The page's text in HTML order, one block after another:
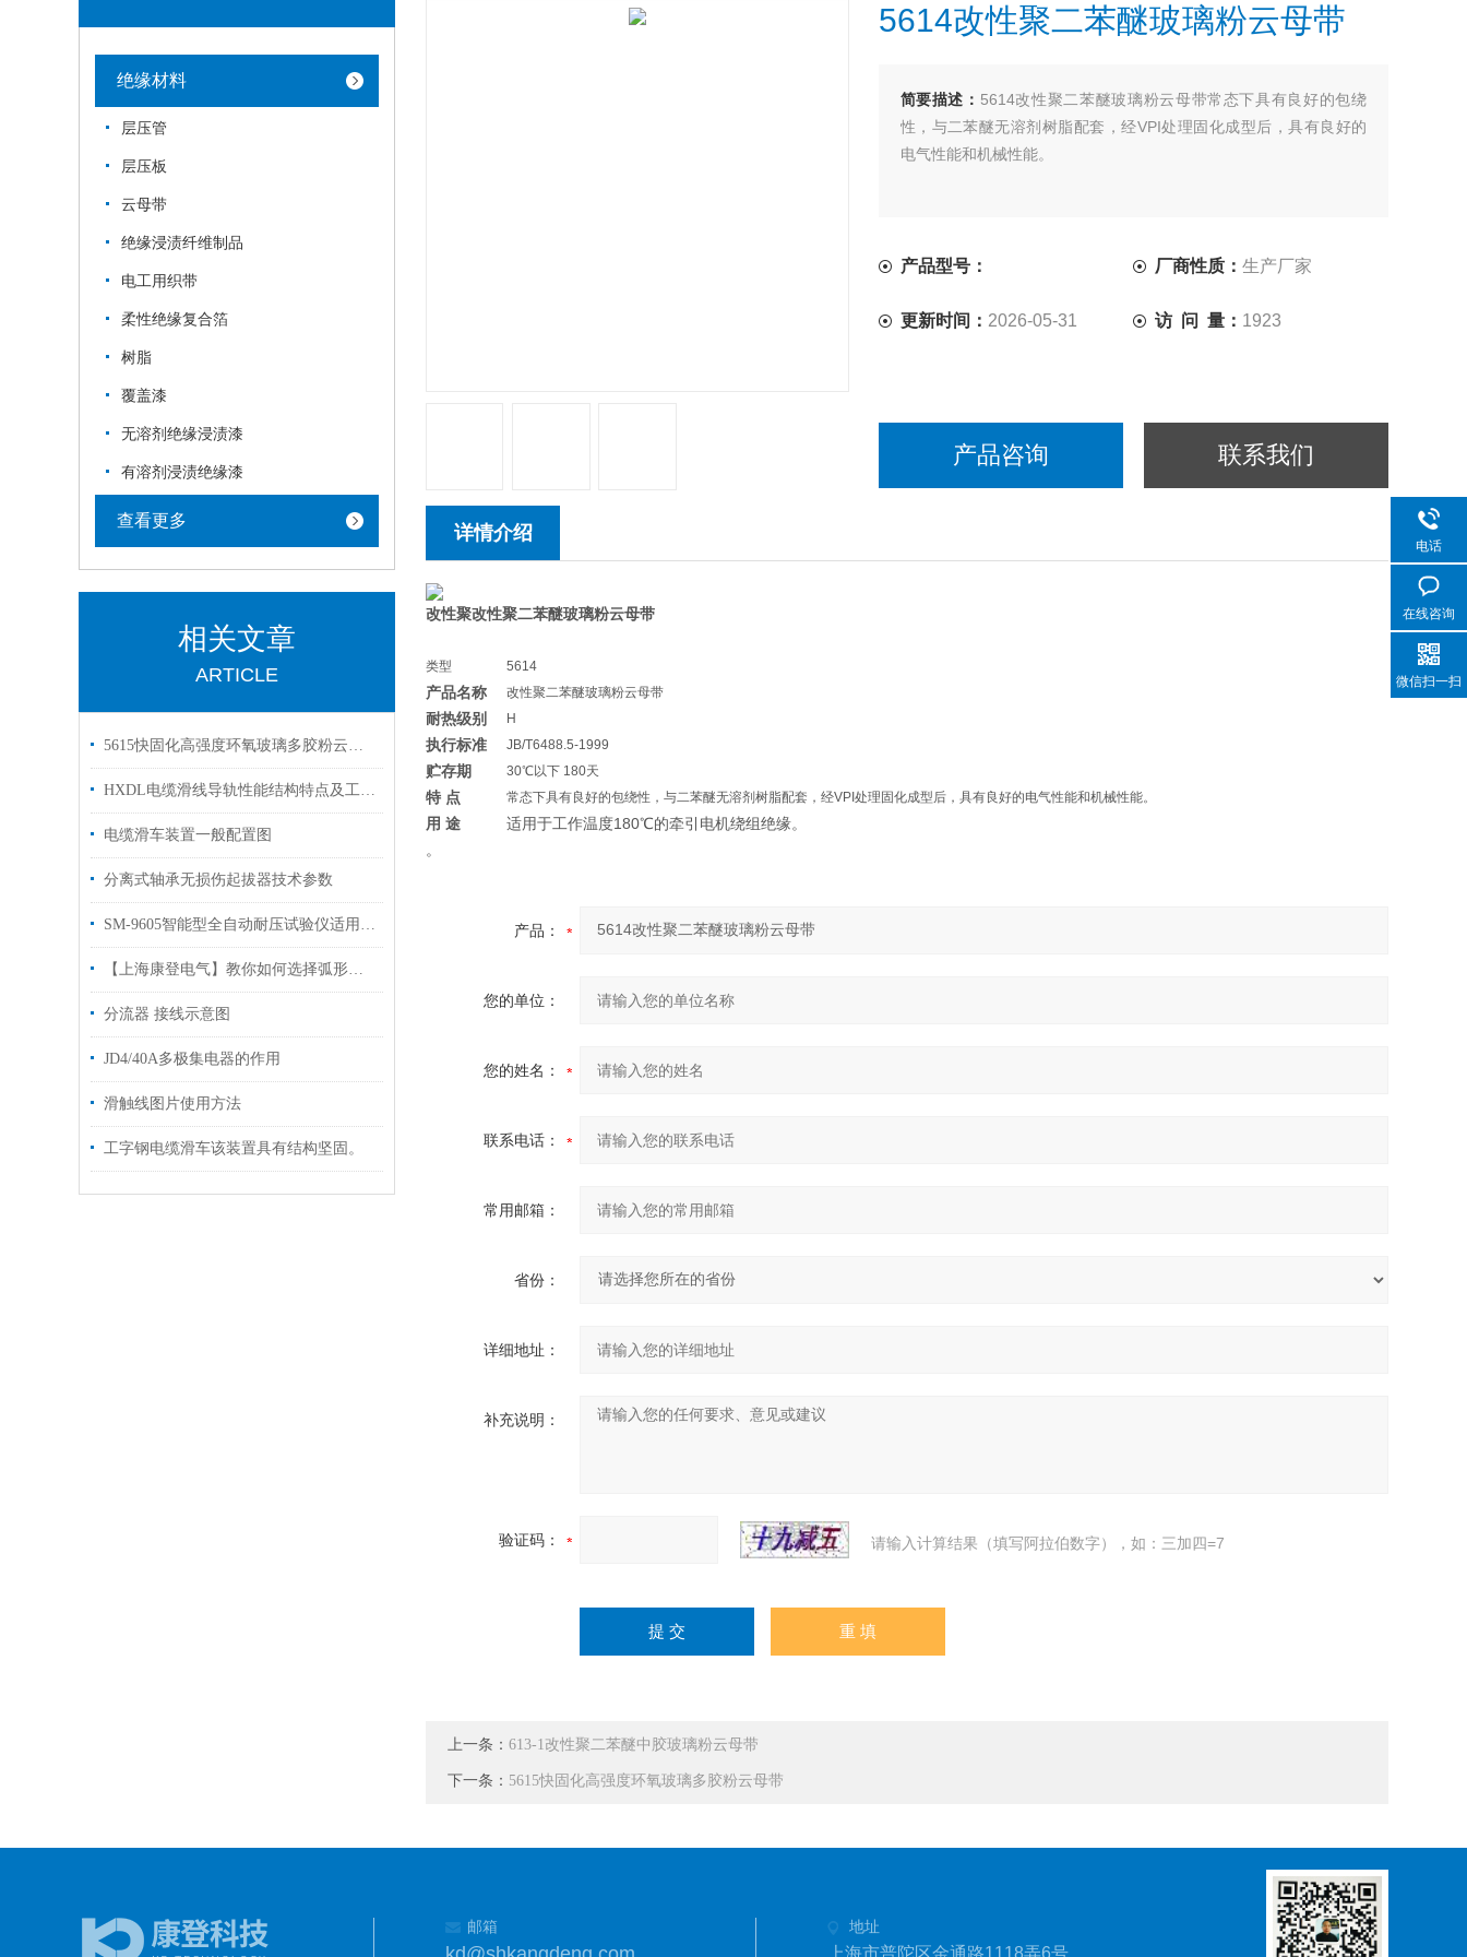
绝缘材料
层压管
层压板
云母带
绝缘浸渍纤维制品
电工用织带
柔性绝缘复合箔
树脂
覆盖漆
无溶剂绝缘浸渍漆
有溶剂浸渍绝缘漆
查看更多
相关文章
ARTICLE
5615快固化高强度环氧玻璃多胶粉云母带
HXDL电缆滑线导轨性能结构特点及工作原理
电缆滑车装置一般配置图
分离式轴承无损伤起拔器技术参数
SM-9605智能型全自动耐压试验仪适用范围技术参数
【上海康登电气】教你如何选择弧形安全滑触线
分流器 接线示意图
JD4/40A多极集电器的作用
滑触线图片使用方法
工字钢电缆滑车该装置具有结构坚固。
5614改性聚二苯醚玻璃粉云母带
简要描述： 5614改性聚二苯醚玻璃粉云母带常态下具有良好的包绕
性，与二苯醚无溶剂树脂配套，经VPI处理固化成型后，具有良好的
电气性能和机械性能。
产品型号： 厂商性质：生产厂家
更新时间： 2026-05-31 访 问 量： 1923
产品咨询 联系我们
详情介绍
改性聚改性聚二苯醚玻璃粉云母带
类型 5614
产品名称 改性聚二苯醚玻璃粉云母带
耐热级别 H
执行标准 JB/T6488.5-1999
贮存期 30℃以下 180天
特 点 常态下具有良好的包绕性，与二苯醚无溶剂树脂配套，经VPI处理固化成型后，具有良好的电气性能和机械性能。
用 途
适用于工作温度180℃的牵引电机绕组绝缘。
。
产品：
您的单位：
您的姓名：
联系电话：
常用邮箱：
省份：
详细地址：
补充说明：
验证码： 请输入计算结果（填写阿拉伯数字），如：三加四=7
上一条： 613-1改性聚二苯醚中胶玻璃粉云母带
下一条： 5615快固化高强度环氧玻璃多胶粉云母带
邮箱 地址
上海市普陀区金通路1118弄6号
电话
在线咨询
微信扫一扫